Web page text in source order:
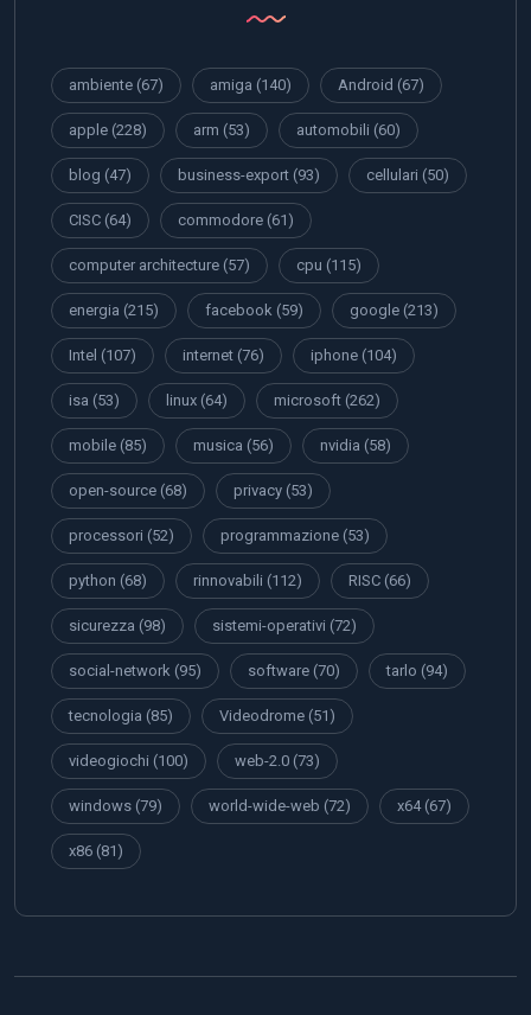
ambiente (67) amiga (140) Android (67)
apple (228) arm (53) automobili (60)
blog (47) business-export (93) cellulari (50)
CISC (64) commodore (61)
computer architecture (57) cpu (115)
energia (215) facebook (59) google (213)
Intel (107) internet (76) iphone (104)
isa (53) linux (64) microsoft (262)
mobile (85) musica (56) nvidia (58)
open-source (68) privacy (53)
processori (52) programmazione (53)
python (68) rinnovabili (112) RISC (66)
sicurezza (98) sistemi-operativi (72)
social-network (95) software (70) tarlo (94)
tecnologia (85) Videodrome (51)
videogiochi (100) web-2.0 (73)
windows (79) world-wide-web (72) x64(67)
x86 (81)